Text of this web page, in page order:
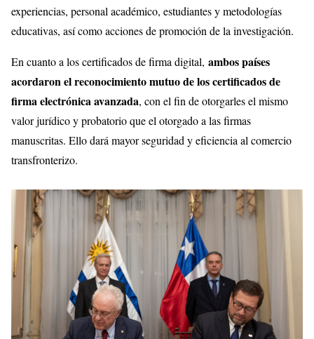
experiencias, personal académico, estudiantes y metodologías
educativas, así como acciones de promoción de la investigación.
En cuanto a los certificados de firma digital, ambos países
acordaron el reconocimiento mutuo de los certificados de
firma electrónica avanzada, con el fin de otorgarles el mismo
valor jurídico y probatorio que el otorgado a las firmas
manuscritas. Ello dará mayor seguridad y eficiencia al comercio
transfronterizo.